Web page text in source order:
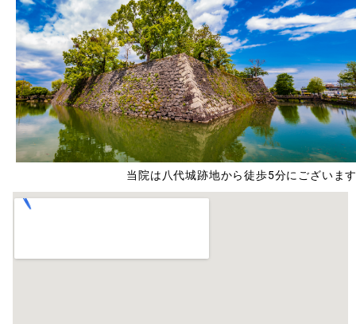
当院は八代城跡地から徒歩5分にございま